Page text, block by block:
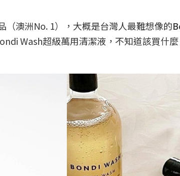
澳洲No. 1），大概是台灣人最難想像的
Wash超級萬用清潔液，不知道該買什